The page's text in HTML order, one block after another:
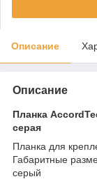
Описание
Описание
Планка
серая
Планка для
Габаритные
серый